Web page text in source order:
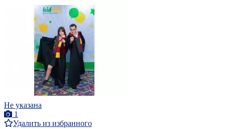
Не указана
1
Удалить из избранного